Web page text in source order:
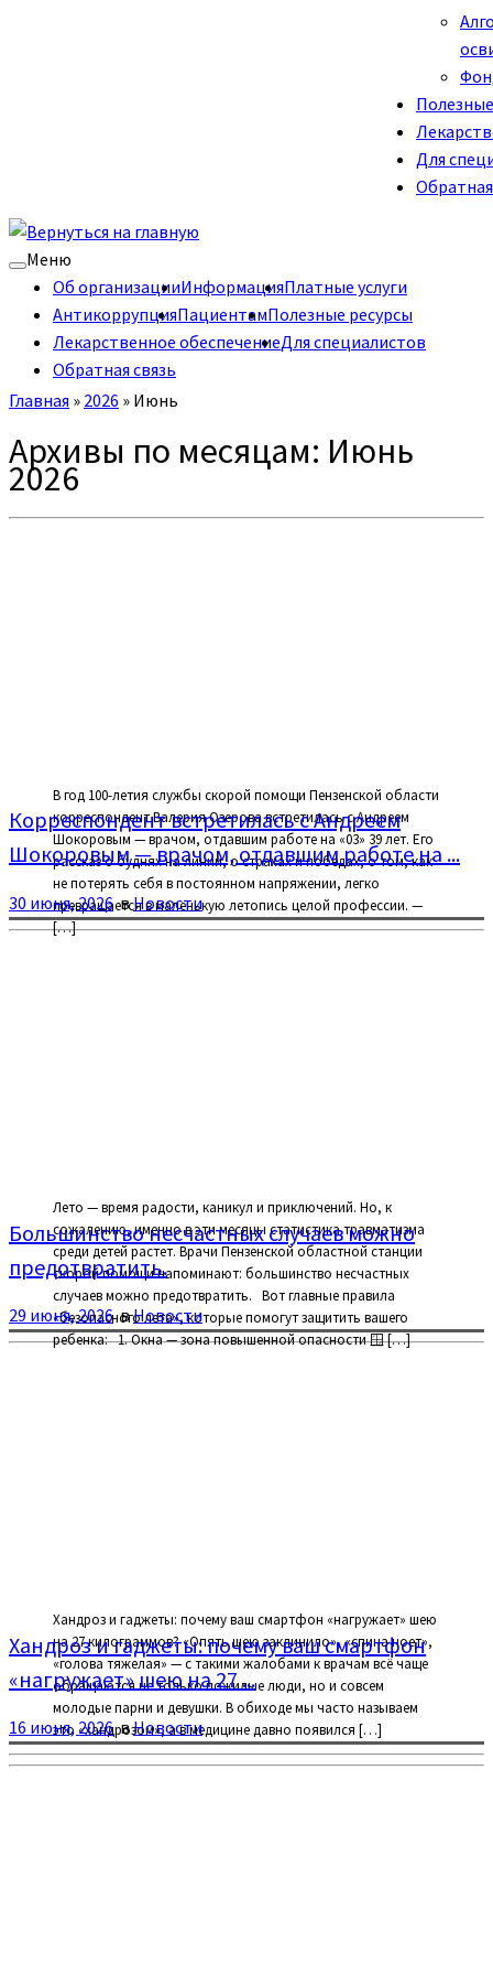
Для
Меню
Об организацииИнформацияПлатные услуги
АнтикоррупцияПациентамПолезные ресурсы
Лекарственное обеспечениеДля специалистов
Обратная связь
Главная » 2026 » Июнь
Архивы по месяцам: Июнь
2026
В год 100-летия службы скорой помощи Пензенской области
корреспондент Валерия Озерова встретилась с Андреем
Шокоровым — врачом, отдавшим работе на «03» 39 лет. Его
рассказ о буднях на линии, о страхах и победах, о том, как
не потерять себя в постоянном напряжении, легко
превращается в маленькую летопись целой профессии. —
[…]
Корреспондент встретилась с Андреем
Шокоровым — врачом, отдавшим работе на ...
30 июня, 2026вНовости
Лето — время радости, каникул и приключений. Но, к
сожалению, именно в эти месяцы статистика травматизма
среди детей растет. Врачи Пензенской областной станции
скорой помощи напоминают: большинство несчастных
случаев можно предотвратить. Вот главные правила
«безопасного лета», которые помогут защитить вашего
ребенка: 1. Окна — зона повышенной опасности 🪟 […]
Большинство несчастных случаев можно
предотвратить.
29 июня, 2026вНовости
Хандроз и гаджеты: почему ваш смартфон «нагружает» шею
на 27 килограммов? «Опять шею заклинило», «спина ноет»,
«голова тяжелая» — с такими жалобами к врачам всё чаще
обращаются не только пожилые люди, но и совсем
молодые парни и девушки. В обиходе мы часто называем
это «хандрозом», а в медицине давно появился […]
Хандроз и гаджеты: почему ваш смартфон
«нагружает» шею на 27 ...
16 июня, 2026вНовости